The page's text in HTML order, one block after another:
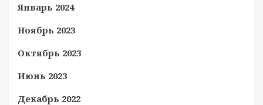
Январь 2024
Ноябрь 2023
Октябрь 2023
Июнь 2023
Декабрь 2022